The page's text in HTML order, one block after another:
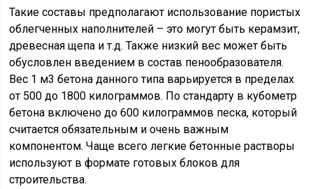
Такие составы предполагают использование пористых
облегченных наполнителей – это могут быть керамзит,
древесная щепа и т.д. Также низкий вес может быть
обусловлен введением в состав пенообразователя.
Вес 1 м3 бетона данного типа варьируется в пределах
от 500 до 1800 килограммов. По стандарту в кубометр
бетона включено до 600 килограммов песка, который
считается обязательным и очень важным
компонентом. Чаще всего легкие бетонные растворы
используют в формате готовых блоков для
строительства.